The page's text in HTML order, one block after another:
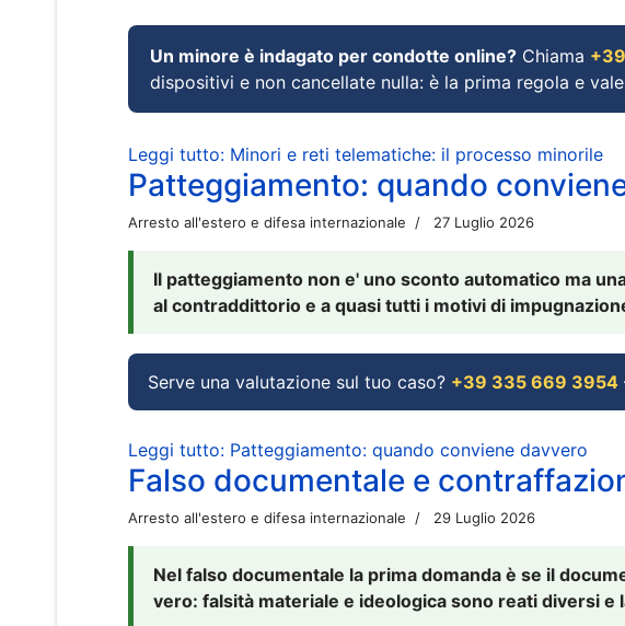
Un minore è indagato per condotte online? Chiama
dispositivi e non cancellate nulla: è la prima regola e
Leggi tutto: Minori e reti telematiche: il processo minorile
Patteggiamento: quando
Arresto all'estero e difesa internazionale 27 Luglio 2026
Il patteggiamento non e' uno sconto automatico ma
al contraddittorio e a quasi tutti i motivi di
Serve una valutazione sul tuo caso? +39 335 669 3954
Leggi tutto: Patteggiamento: quando conviene davvero
Falso documentale e
Arresto all'estero e difesa internazionale 29 Luglio 2026
Nel falso documentale la prima domanda è se il
vero: falsità materiale e ideologica sono reati diversi e